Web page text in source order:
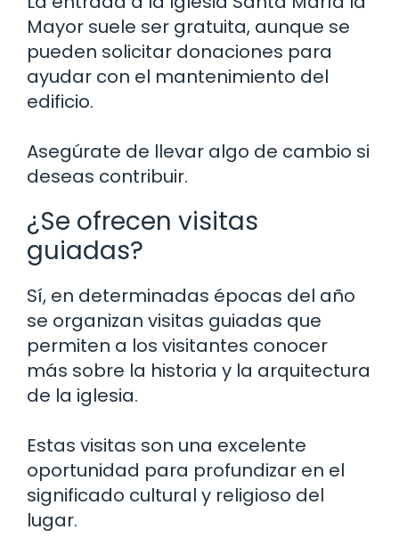
Mayor suele ser gratuita, aunque se
pueden solicitar donaciones para
ayudar con el mantenimiento del
edificio.
Asegúrate de llevar algo de cambio si
deseas contribuir.
¿Se ofrecen visitas
guiadas?
Sí, en determinadas épocas del año
se organizan visitas guiadas que
permiten a los visitantes conocer
más sobre la historia y la arquitectura
de la iglesia.
Estas visitas son una excelente
oportunidad para profundizar en el
significado cultural y religioso del
lugar.